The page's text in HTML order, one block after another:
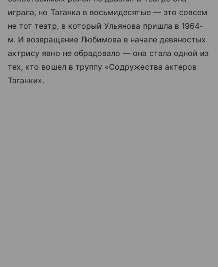
играла, но Таганка в восьмидесятые — это совсем
не тот театр, в который Ульянова пришла в 1964-
м. И возвращение Любимова в начале девяностых
актрису явно не обрадовало — она стала одной из
тех, кто вошел в труппу «Содружества актеров
Таганки».